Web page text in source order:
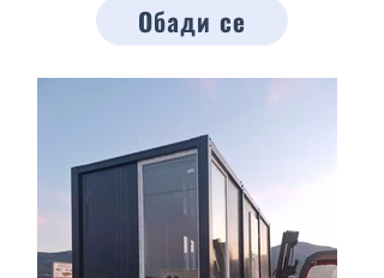
Обади се